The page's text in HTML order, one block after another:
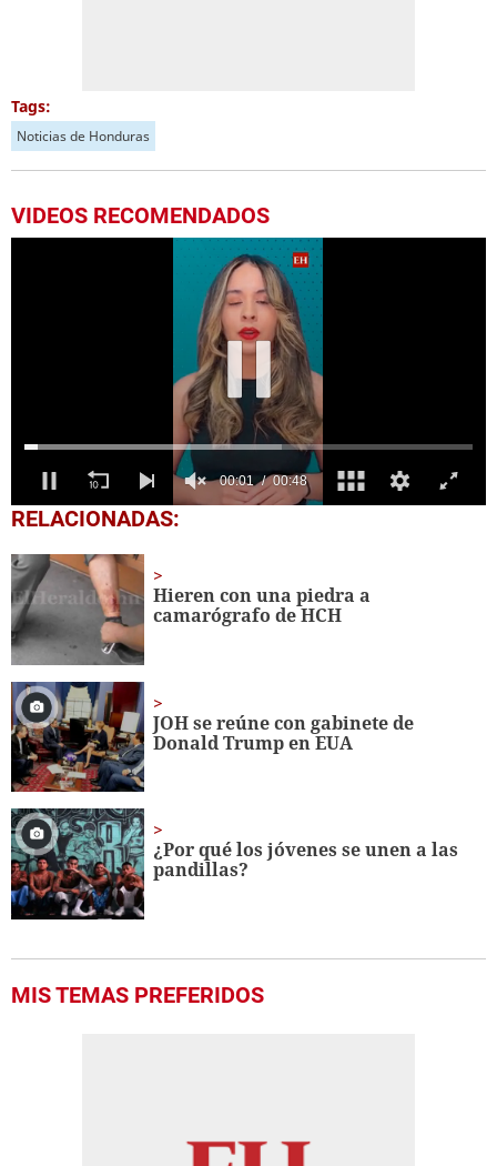
Tags:
Noticias de Honduras
VIDEOS RECOMENDADOS
0
seconds
48
seconds
RELACIONADAS:
Hieren con una piedra a
camarógrafo de HCH
JOH se reúne con gabinete de
Donald Trump en EUA
¿Por qué los jóvenes se unen a las
pandillas?
MIS TEMAS PREFERIDOS